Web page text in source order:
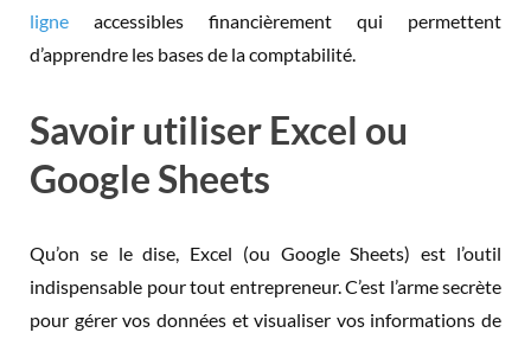
ligne accessibles financièrement qui permettent
d’apprendre les bases de la comptabilité.
Savoir utiliser Excel ou
Google Sheets
Qu’on se le dise, Excel (ou Google Sheets) est l’outil
indispensable pour tout entrepreneur. C’est l’arme secrète
pour gérer vos données et visualiser vos informations de